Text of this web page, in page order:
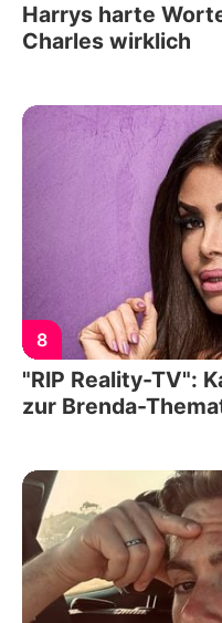
Harrys harte
Charles wirklich
8
"RIP Reality-TV":
zur Brenda-